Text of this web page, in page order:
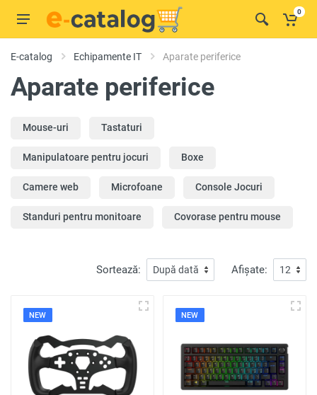
0
E-catalog Echipamente IT Aparate periferice
Aparate periferice
Mouse-uri Tastaturi
Manipulatoare pentru jocuri Boxe
Camere web Microfoane Console Jocuri
Standuri pentru monitoare Covorase pentru mouse
Sortează: Afișate:
NEW NEW